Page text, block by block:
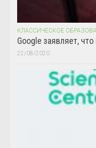
КЛАССИЧЕСКОЕ
Google заявляет,
22/08/2020